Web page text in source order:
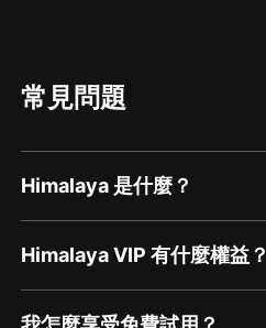
常見問題
Himalaya 是什麼？
Himalaya VIP 有什麼權益？